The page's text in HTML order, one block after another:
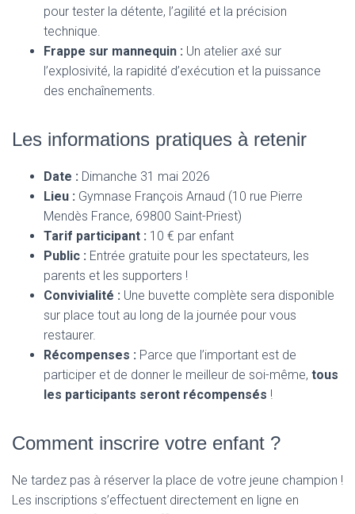
pour tester la détente, l’agilité et la précision
technique.
Frappe sur mannequin : Un atelier axé sur
l’explosivité, la rapidité d’exécution et la puissance
des enchaînements.
Les informations pratiques à retenir
Date : Dimanche 31 mai 2026
Lieu : Gymnase François Arnaud (10 rue Pierre
Mendès France, 69800 Saint-Priest)
Tarif participant : 10 € par enfant
Public : Entrée gratuite pour les spectateurs, les
parents et les supporters !
Convivialité : Une buvette complète sera disponible
sur place tout au long de la journée pour vous
restaurer.
Récompenses : Parce que l’important est de
participer et de donner le meilleur de soi-même, tous
les participants seront récompensés !
Comment inscrire votre enfant ?
Ne tardez pas à réserver la place de votre jeune champion !
Les inscriptions s’effectuent directement en ligne en